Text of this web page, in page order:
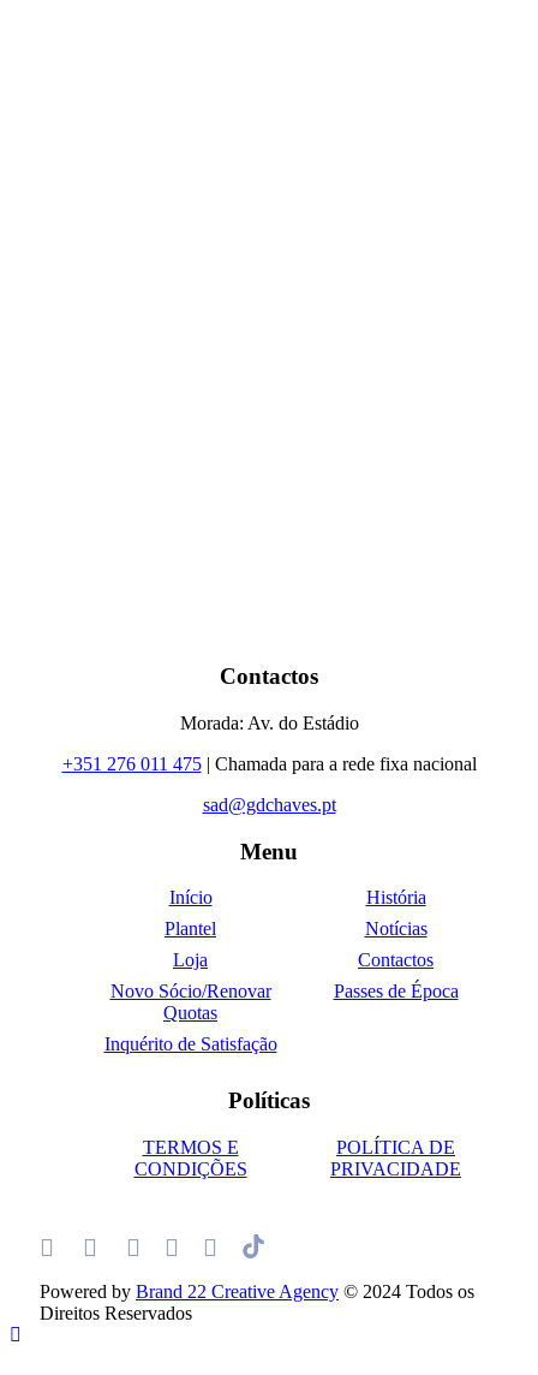
Contactos
Morada: Av. do Estádio
+351 276 011 475| Chamada para a rede fixa nacional
sad@gdchaves.pt
Menu
Início
História
Plantel
Notícias
Loja
Contactos
Novo Sócio/Renovar
Quotas
Passes de Época
Inquérito de Satisfação
Políticas
TERMOS E
CONDIÇÕES
POLÍTICA DE
PRIVACIDADE
Powered by Brand 22 Creative Agency © 2024 Todos os
Direitos Reservados